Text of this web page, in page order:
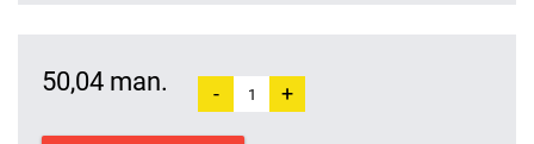
50,04 man. - +